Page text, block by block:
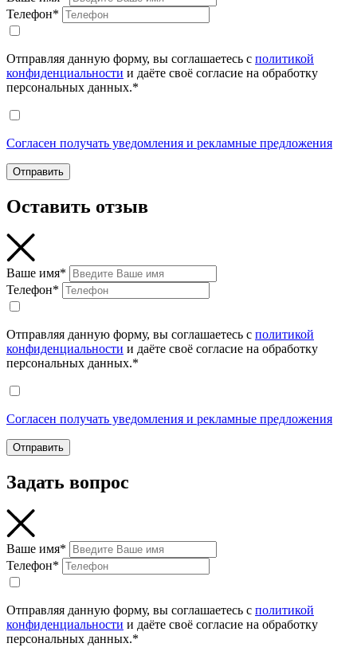
Телефон*
Отправляя данную форму, вы соглашаетесь с политикой
конфиденциальности и даёте своё согласие на обработку
персональных данных.*
Согласен получать уведомления и рекламные предложения
Отправить
Оставить отзыв
Ваше имя*
Телефон*
Отправляя данную форму, вы соглашаетесь с политикой
конфиденциальности и даёте своё согласие на обработку
персональных данных.*
Согласен получать уведомления и рекламные предложения
Отправить
Задать вопрос
Ваше имя*
Телефон*
Отправляя данную форму, вы соглашаетесь с политикой
конфиденциальности и даёте своё согласие на обработку
персональных данных.*